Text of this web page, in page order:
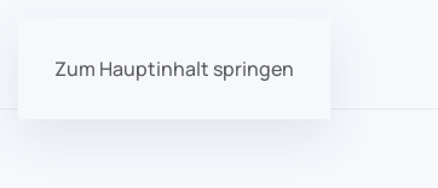
Zum Hauptinhalt springen